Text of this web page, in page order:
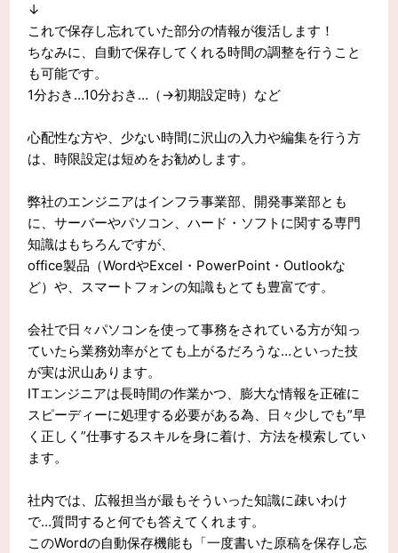
↓
これで保存し忘れていた部分の情報が復活します！
ちなみに、自動で保存してくれる時間の調整を行うこと
も可能です。
1分おき…10分おき…（→初期設定時）など
心配性な方や、少ない時間に沢山の入力や編集を行う方
は、時限設定は短めをお勧めします。
弊社のエンジニアはインフラ事業部、開発事業部とも
に、サーバーやパソコン、ハード・ソフトに関する専門
知識はもちろんですが、
office製品（WordやExcel・PowerPoint・Outlookな
ど）や、スマートフォンの知識もとても豊富です。
会社で日々パソコンを使って事務をされている方が知っ
ていたら業務効率がとても上がるだろうな…といった技
が実は沢山あります。
ITエンジニアは長時間の作業かつ、膨大な情報を正確に
スピーディーに処理する必要がある為、日々少しでも”早
く正しく”仕事するスキルを身に着け、方法を模索してい
ます。
社内では、広報担当が最もそういった知識に疎いわけ
で…質問すると何でも答えてくれます。
このWordの自動保存機能も「一度書いた原稿を保存し忘